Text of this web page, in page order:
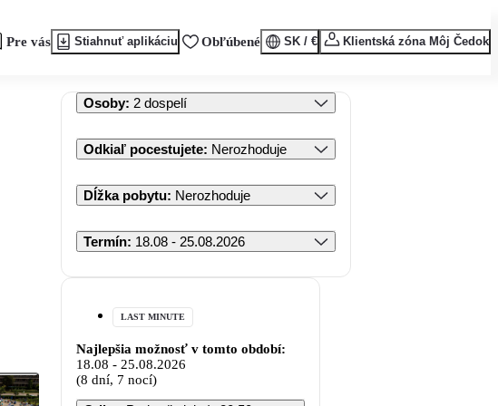
Pre vás Stiahnuť aplikáciu Obľúbené SK / € Klientská zóna Môj Čedok
Osoby: 2 dospelí
Odkiaľ pocestujete: Nerozhoduje
Dĺžka pobytu: Nerozhoduje
Termín: 18.08 - 25.08.2026
LAST MINUTE
Najlepšia možnosť v tomto období:
18.08 - 25.08.2026
(8 dní, 7 nocí)